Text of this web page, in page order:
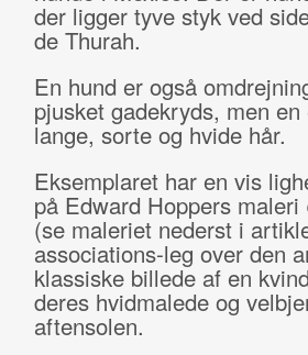
der ligger tyve styk ved
de Thurah.
En hund er også
pjusket gadekryds, men
lange, sorte og hvide hår.
Eksemplaret har en vis
på Edward Hoppers maleri
(se maleriet nederst i
associations-leg over den
klassiske billede af en
deres hvidmalede og
aftensolen.